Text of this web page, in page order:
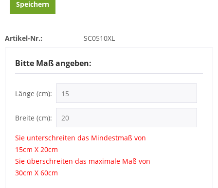
Speichern
Artikel-Nr.: SC0510XL
Bitte Maß angeben:
Länge (cm):
Breite (cm):
Sie unterschreiten das Mindestmaß von
15cm X 20cm
Sie überschreiten das maximale Maß von
30cm X 60cm